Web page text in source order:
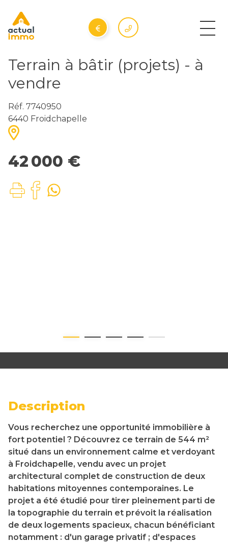
Terrain à bâtir (projets) - à
vendre
Réf. 7740950
6440 Froidchapelle
42 000 €
Description
Vous recherchez une opportunité immobilière à
fort potentiel ? Découvrez ce terrain de 544 m²
situé dans un environnement calme et verdoyant
à Froidchapelle, vendu avec un projet
architectural complet de construction de deux
habitations mitoyennes contemporaines. Le
projet a été étudié pour tirer pleinement parti de
la topographie du terrain et prévoit la réalisation
de deux logements spacieux, chacun bénéficiant
notamment : d'un garage privatif ; d'espaces